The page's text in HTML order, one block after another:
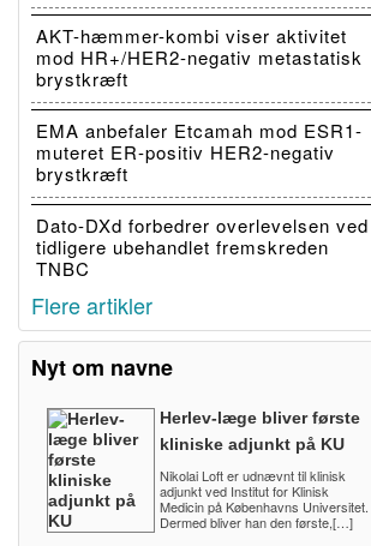
AKT-hæmmer-kombi viser aktivitet
mod HR+/HER2-negativ metastatisk
brystkræft
EMA anbefaler Etcamah mod ESR1-
muteret ER-positiv HER2-negativ
brystkræft
Dato-DXd forbedrer overlevelsen ved
tidligere ubehandlet fremskreden
TNBC
Flere artikler
Nyt om navne
Herlev-læge bliver første
kliniske adjunkt på KU
Nikolai Loft er udnævnt til klinisk
adjunkt ved Institut for Klinisk
Medicin på Københavns Universitet.
Dermed bliver han den første,[…]